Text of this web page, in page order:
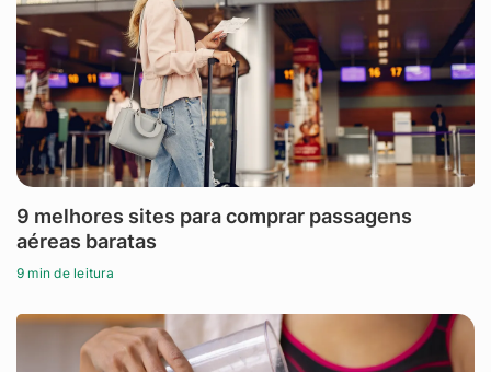
9 melhores sites para comprar passagens
aéreas baratas
9 min de leitura